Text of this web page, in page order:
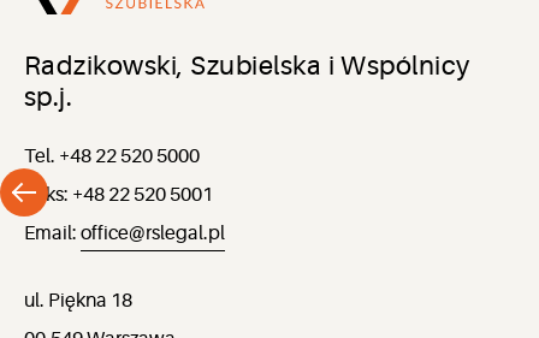
Radzikowski, Szubielska i Wspólnicy
sp.j.
Tel. +48 22 520 5000
Faks: +48 22 520 5001
Email: office@rslegal.pl
ul. Piękna 18